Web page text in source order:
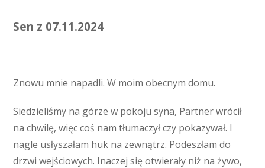
Sen z 07.11.2024
Znowu mnie napadli. W moim obecnym domu.
Siedzieliśmy na górze w pokoju syna, Partner wrócił
na chwilę, więc coś nam tłumaczył czy pokazywał. I
nagle usłyszałam huk na zewnątrz. Podeszłam do
drzwi wejściowych. Inaczej się otwierały niż na żywo,